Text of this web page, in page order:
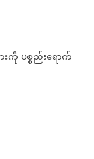
ကို ပစ္စည်းရောက်